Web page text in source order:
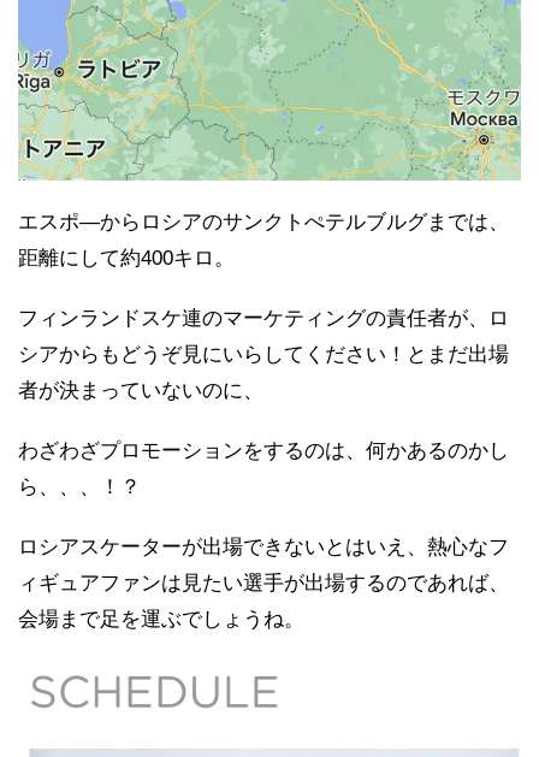
エスポ―からロシアのサンクトぺテルブルグまでは、
距離にして約400キロ。
フィンランドスケ連のマーケティングの責任者が、ロ
シアからもどうぞ見にいらしてください！とまだ出場
者が決まっていないのに、
わざわざプロモーションをするのは、何かあるのかし
ら、、、！？
ロシアスケーターが出場できないとはいえ、熱心なフ
ィギュアファンは見たい選手が出場するのであれば、
会場まで足を運ぶでしょうね。